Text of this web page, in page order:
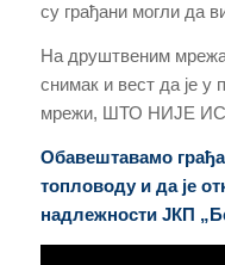
су грађани могли да
На друштвеним
снимак и вест да је у
мрежи, ШТО НИЈЕ
Обавештавамо
топловоду и да је
надлежности ЈКП